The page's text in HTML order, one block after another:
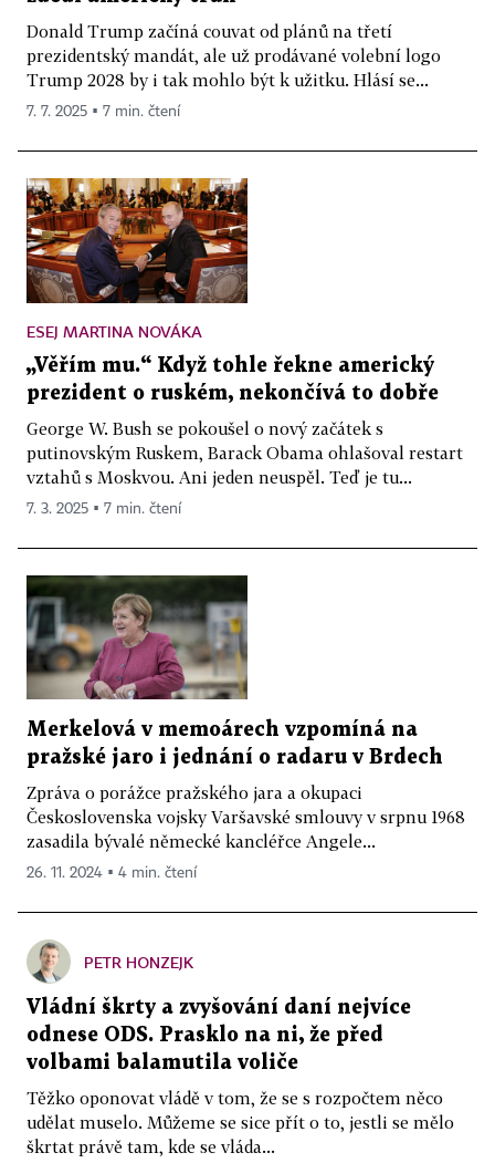
Donald Trump začíná couvat od plánů na třetí
prezidentský mandát, ale už prodávané volební logo
Trump 2028 by i tak mohlo být k užitku. Hlásí se...
7. 7. 2025 ▪ 7 min. čtení
ESEJ MARTINA NOVÁKA
„Věřím mu.“ Když tohle řekne americký
prezident o ruském, nekončívá to dobře
George W. Bush se pokoušel o nový začátek s
putinovským Ruskem, Barack Obama ohlašoval restart
vztahů s Moskvou. Ani jeden neuspěl. Teď je tu...
7. 3. 2025 ▪ 7 min. čtení
Merkelová v memoárech vzpomíná na
pražské jaro i jednání o radaru v Brdech
Zpráva o porážce pražského jara a okupaci
Československa vojsky Varšavské smlouvy v srpnu 1968
zasadila bývalé německé kancléřce Angele...
26. 11. 2024 ▪ 4 min. čtení
PETR HONZEJK
Vládní škrty a zvyšování daní nejvíce
odnese ODS. Prasklo na ni, že před
volbami balamutila voliče
Těžko oponovat vládě v tom, že se s rozpočtem něco
udělat muselo. Můžeme se sice přít o to, jestli se mělo
škrtat právě tam, kde se vláda...